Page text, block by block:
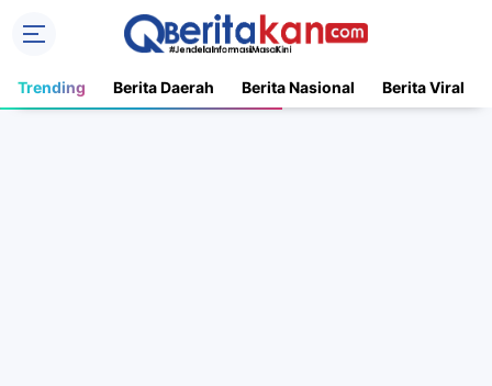
Trending Berita Daerah Berita Nasional Berita Viral